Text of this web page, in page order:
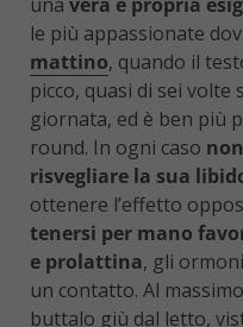
le più appassionate
mattino, quando il
picco, quasi di sei
giornata, ed è ben più
round. In ogni caso
risvegliare la sua
ottenere l’effetto
tenersi per mano
e prolattina, gli
un contatto. Al
buttalo giù dal letto,